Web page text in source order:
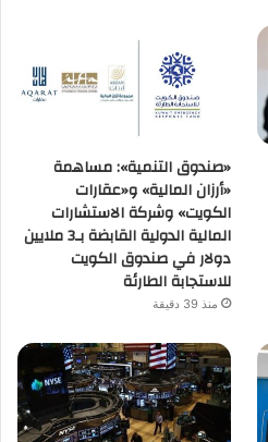
«صندوق التنمية»: مساهمة
«أرزان المالية» و«عقارات
الكويت» وشركة الاستشارات
المالية الدولية القابضة بـ3 ملايين
دولار في صندوق الكويت
للاستجابة الطارئة
منذ 39 دقيقة